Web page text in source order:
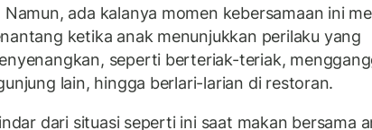
Namun, ada kalanya momen kebersamaan ini
ketika anak menunjukkan perilaku yang
seperti berteriak-teriak,
lain, hingga berlari-larian di restoran.
dari situasi seperti ini saat makan bersama